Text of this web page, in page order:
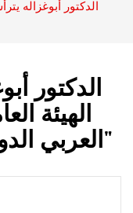
الدكتور
الهيئة
العربي الدولي لتكنولوجيا الإدارة"